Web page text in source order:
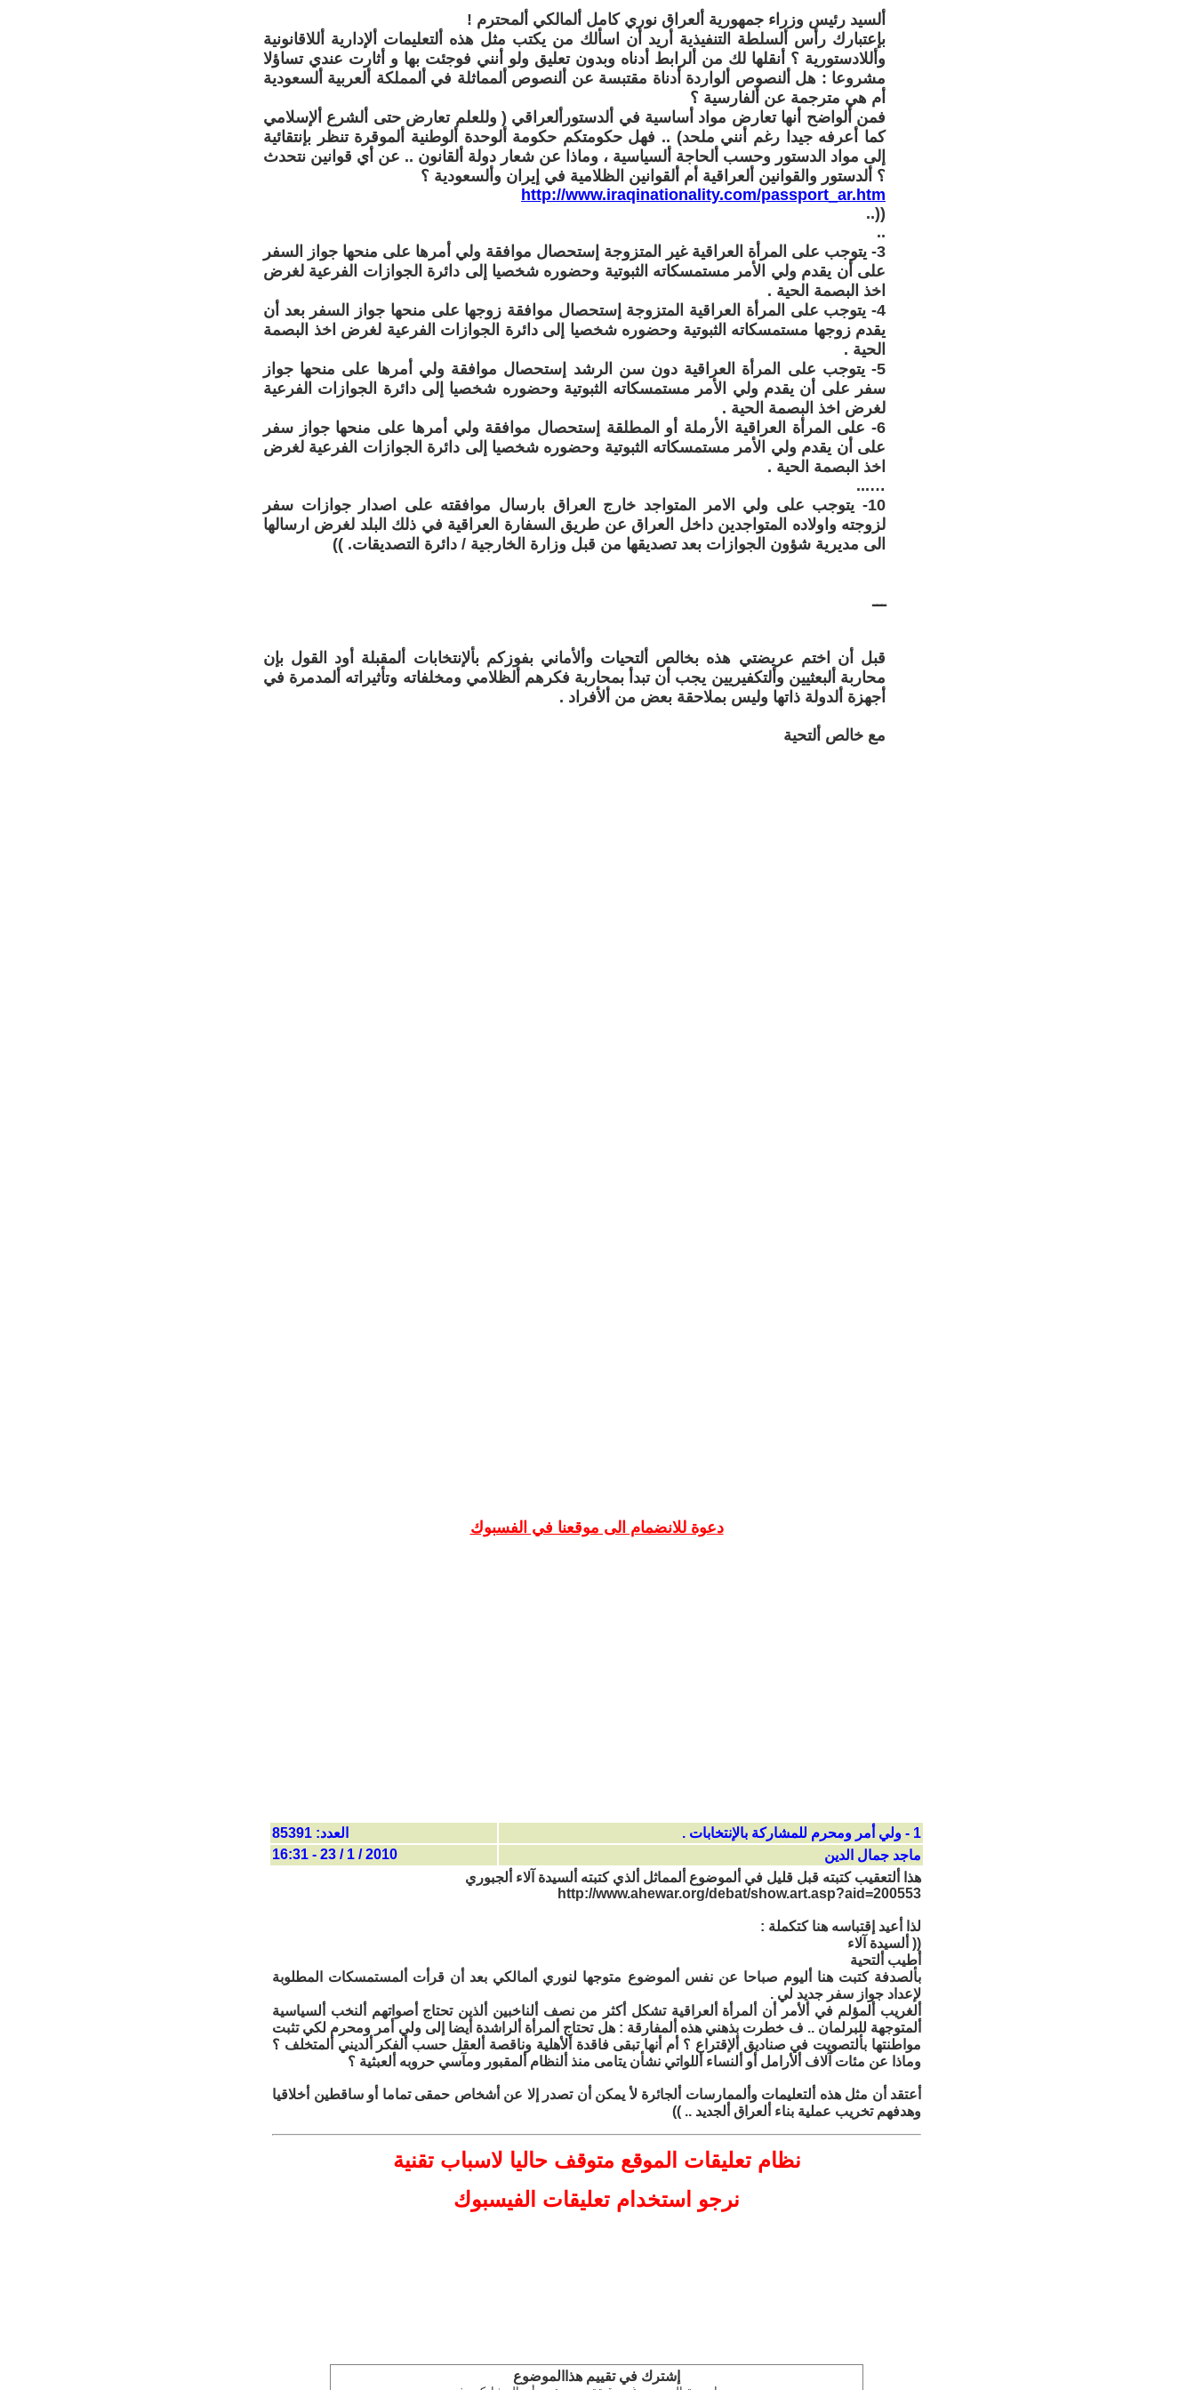
ألسيد رئيس وزراء جمهورية ألعراق نوري كامل ألمالكي ألمحترم !
بإعتبارك رأس ألسلطة التنفيذية أريد أن اسألك من يكتب مثل هذه ألتعليمات ألإدارية أللاقانونية
وأللادستورية ؟ أنقلها لك من ألرابط أدناه وبدون تعليق ولو أنني فوجئت بها و أثارت عندي تساؤلا
مشروعا : هل ألنصوص ألواردة أدناة مقتبسة عن ألنصوص ألمماثلة في ألمملكة ألعربية ألسعودية
أم هي مترجمة عن ألفارسية ؟
فمن ألواضح أنها تعارض مواد أساسية في ألدستورألعراقي ( وللعلم تعارض حتى ألشرع ألإسلامي
كما أعرفه جيدا رغم أنني ملحد) .. فهل حكومتكم حكومة ألوحدة ألوطنية ألموقرة تنظر بإنتقائية
إلى مواد الدستور وحسب ألحاجة ألسياسية ، وماذا عن شعار دولة ألقانون .. عن أي قوانين نتحدث
؟ ألدستور والقوانين ألعراقية أم ألقوانين الظلامية في إيران وألسعودية ؟
http://www.iraqinationality.com/passport_ar.htm
((..
..
3- يتوجب على المرأة العراقية غير المتزوجة إستحصال موافقة ولي أمرها على منحها جواز السفر
على أن يقدم ولي الأمر مستمسكاته الثبوتية وحضوره شخصيا إلى دائرة الجوازات الفرعية لغرض
اخذ البصمة الحية .
4- يتوجب على المرأة العراقية المتزوجة إستحصال موافقة زوجها على منحها جواز السفر بعد أن
يقدم زوجها مستمسكاته الثبوتية وحضوره شخصيا إلى دائرة الجوازات الفرعية لغرض اخذ البصمة
الحية .
5- يتوجب على المرأة العراقية دون سن الرشد إستحصال موافقة ولي أمرها على منحها جواز
سفر على أن يقدم ولي الأمر مستمسكاته الثبوتية وحضوره شخصيا إلى دائرة الجوازات الفرعية
لغرض اخذ البصمة الحية .
6- على المرأة العراقية الأرملة أو المطلقة إستحصال موافقة ولي أمرها على منحها جواز سفر
على أن يقدم ولي الأمر مستمسكاته الثبوتية وحضوره شخصيا إلى دائرة الجوازات الفرعية لغرض
اخذ البصمة الحية .
…...
10- يتوجب على ولي الامر المتواجد خارج العراق بارسال موافقته على اصدار جوازات سفر
لزوجته واولاده المتواجدين داخل العراق عن طريق السفارة العراقية في ذلك البلد لغرض ارسالها
الى مديرية شؤون الجوازات بعد تصديقها من قبل وزارة الخارجية / دائرة التصديقات. ))
ـــ
قبل أن اختم عريضتي هذه بخالص ألتحيات وألأماني بفوزكم بألإنتخابات ألمقبلة أود القول بإن
محاربة ألبعثيين وألتكفيريين يجب أن تبدأ بمحاربة فكرهم ألظلامي ومخلفاته وتأثيراته ألمدمرة في
أجهزة ألدولة ذاتها وليس بملاحقة بعض من ألأفراد .
مع خالص ألتحية
دعوة للانضمام الى موقعنا في الفسبوك
1 - ولي أمر ومحرم للمشاركة بالإنتخابات .
العدد: 85391
ماجد جمال الدين
2010 / 1 / 23 - 16:31
هذا ألتعقيب كتبته قبل قليل في ألموضوع ألمماثل ألذي كتبته ألسيدة آلاء ألجبوري
http://www.ahewar.org/debat/show.art.asp?aid=200553
لذا أعيد إقتباسه هنا كتكملة :
(( ألسيدة آلاء
أطيب ألتحية
بألصدفة كتبت هنا أليوم صباحا عن نفس ألموضوع متوجها لنوري ألمالكي بعد أن قرأت ألمستمسكات المطلوبة
لإعداد جواز سفر جديد لي .
ألغريب ألمؤلم في ألأمر أن ألمرأة ألعراقية تشكل أكثر من نصف ألناخبين ألذين تحتاج أصواتهم ألنخب ألسياسية
ألمتوجهة للبرلمان .. ف خطرت بذهني هذه ألمفارقة : هل تحتاج ألمرأة ألراشدة أيضا إلى ولي أمر ومحرم لكي تثبت
مواطنتها بألتصويت في صناديق ألإقتراع ؟ أم أنها تبقى فاقدة ألأهلية وناقصة ألعقل حسب ألفكر ألديني ألمتخلف ؟
وماذا عن مئات آلاف ألأرامل أو ألنساء أللواتي نشأن يتامى منذ ألنظام ألمقبور ومآسي حروبه ألعبثية ؟
أعتقد أن مثل هذه ألتعليمات وألممارسات ألجائرة لأ يمكن أن تصدر إلا عن أشخاص حمقى تماما أو ساقطين أخلاقيا
وهدفهم تخريب عملية بناء ألعراق ألجديد .. ))
نظام تعليقات الموقع متوقف حاليا لاسباب تقنية
نرجو استخدام تعليقات الفيسبوك
إشترك في تقييم هذاالموضوع